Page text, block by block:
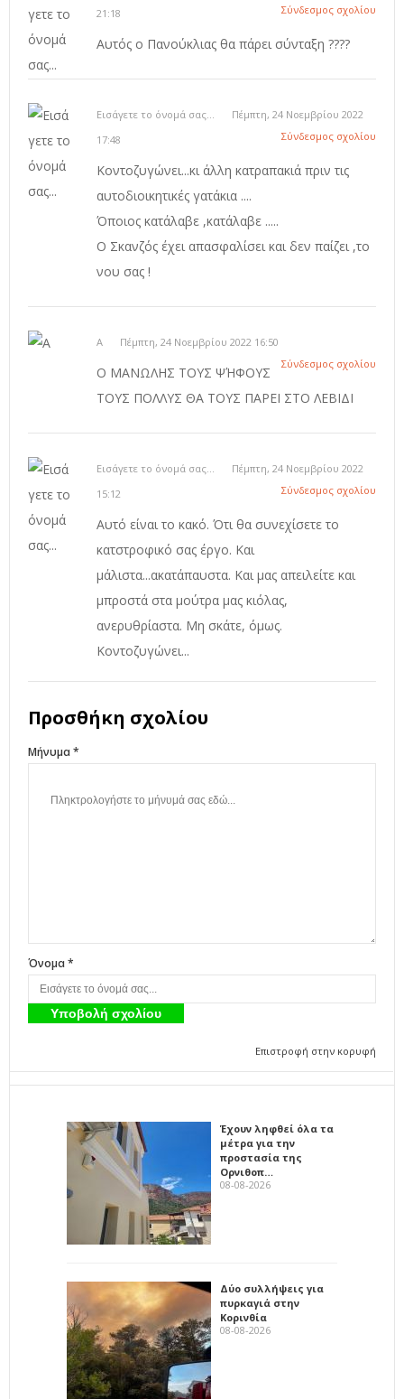
21:18 Σύνδεσμος σχολίου
Αυτός ο Πανούκλιας θα πάρει σύνταξη ????
Εισάγετε το όνομά σας...
Πέμπτη, 24 Νοεμβρίου 2022
17:48
Σύνδεσμος σχολίου
Κοντοζυγώνει...κι άλλη κατραπακιά πριν τις
αυτοδιοικητικές γατάκια ....
Όποιος κατάλαβε ,κατάλαβε .....
Ο Σκανζός έχει απασφαλίσει και δεν παίζει ,το
νου σας !
Α
Πέμπτη, 24 Νοεμβρίου 2022 16:50
Σύνδεσμος σχολίου
Ο ΜΑΝΩΛΗΣ ΤΟΥΣ ΨΉΦΟΥΣ
ΤΟΥΣ ΠΟΛΛΥΣ ΘΑ ΤΟΥΣ ΠΑΡΕΙ ΣΤΟ ΛΕΒΙΔΙ
Εισάγετε το όνομά σας...
Πέμπτη, 24 Νοεμβρίου 2022
15:12
Σύνδεσμος σχολίου
Αυτό είναι το κακό. Ότι θα συνεχίσετε το
κατστροφικό σας έργο. Και
μάλιστα...ακατάπαυστα. Και μας απειλείτε και
μπροστά στα μούτρα μας κιόλας,
ανερυθρίαστα. Μη σκάτε, όμως.
Κοντοζυγώνει...
Προσθήκη σχολίου
Μήνυμα *
Όνομα *
Επιστροφή στην κορυφή
Έχουν ληφθεί όλα τα
μέτρα για την
προστασία της
Ορνιθοπ…
08-08-2026
Δύο συλλήψεις για
πυρκαγιά στην
Κορινθία
08-08-2026